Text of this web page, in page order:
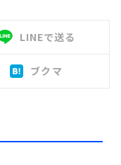
LINEで送る
ブクマ